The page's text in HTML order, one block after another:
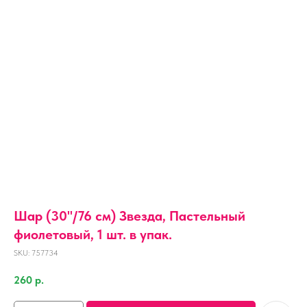
Шар (30''/76 см) Звезда, Пастельный
фиолетовый, 1 шт. в упак.
SKU: 757734
260 р.